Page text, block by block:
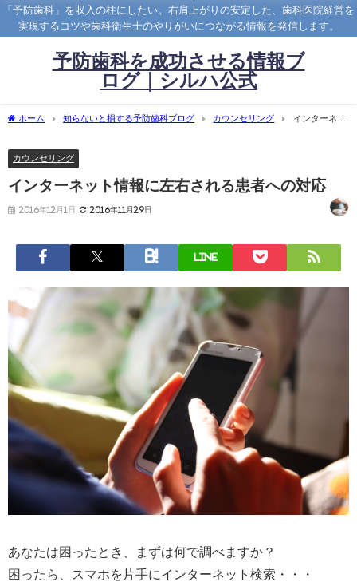
「予防歯科」を収入の柱にしたい。右肩上がりの安定した、歯科医院経営を
実現するコツや歯科衛生士のやりがいにつながる情報を発信します。
予防歯科を成功させる情報ブ
ログ｜シルハ公式
ホーム 知らないと損する予防歯科ブログ カウンセリング
インターネッ
カウンセリング
インターネット情報に左右される患者への対応
2016年12月1日 2016年11月29日
LINE
あなたは困ったとき、まずは何で調べますか？
困ったら、スマホを片手にインターネット検索・・・